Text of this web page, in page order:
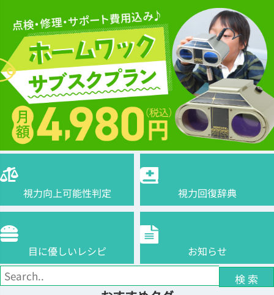
視力向上可能性判定 視力回復辞典
目に優しいレシピ お知らせ
検 索